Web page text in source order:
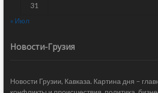
31
« Июл
Новости-Грузия
Новости Грузии, Кавказа. Картина дня –